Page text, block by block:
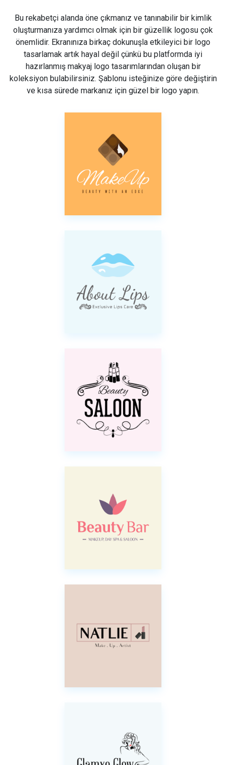
Bu rekabetçi alanda öne çıkmanız ve tanınabilir bir kimlik
oluşturmanıza yardımcı olmak için bir güzellik logosu çok
önemlidir. Ekranınıza birkaç dokunuşla etkileyici bir logo
tasarlamak artık hayal değil çünkü bu platformda iyi
hazırlanmış makyaj logo tasarımlarından oluşan bir
koleksiyon bulabilirsiniz. Şablonu isteğinize göre değiştirin
ve kısa sürede markanız için güzel bir logo yapın.